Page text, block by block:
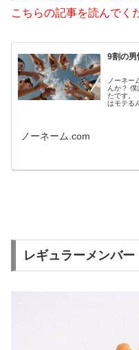
こちらの記事を読んでく
9割の男
ノーネームです。 あなたは合
んか？ 僕は友人が 合コンでモテている姿をみて 悔しかっ
たです。 「そんなにイケメンでもないのに なんで友人
ノーネーム.com
レギュラーメンバー